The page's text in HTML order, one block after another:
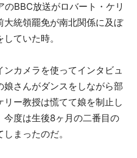
BBC放送がロバート・ケリ
統領罷免が南北関係に及ぼ
ていた時。
カメラを使ってインタビュ
さんがダンスをしながら部
ー教授は慌てて娘を制止し
今度は生後8ヶ月の二番目の
まったのだ。